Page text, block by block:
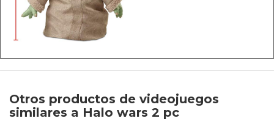
Otros productos de videojuegos
similares a Halo wars 2 pc